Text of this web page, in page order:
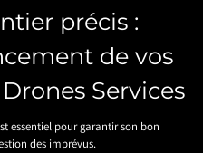
précis :
de vos
Services
essentiel pour garantir son bon
des imprévus.